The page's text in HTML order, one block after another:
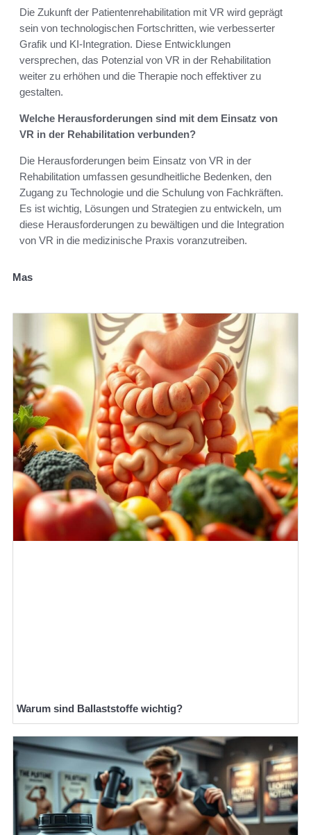
Die Zukunft der Patientenrehabilitation mit VR wird geprägt
sein von technologischen Fortschritten, wie verbesserter
Grafik und KI-Integration. Diese Entwicklungen
versprechen, das Potenzial von VR in der Rehabilitation
weiter zu erhöhen und die Therapie noch effektiver zu
gestalten.
Welche Herausforderungen sind mit dem Einsatz von
VR in der Rehabilitation verbunden?
Die Herausforderungen beim Einsatz von VR in der
Rehabilitation umfassen gesundheitliche Bedenken, den
Zugang zu Technologie und die Schulung von Fachkräften.
Es ist wichtig, Lösungen und Strategien zu entwickeln, um
diese Herausforderungen zu bewältigen und die Integration
von VR in die medizinische Praxis voranzutreiben.
Mas
Warum sind Ballaststoffe wichtig?